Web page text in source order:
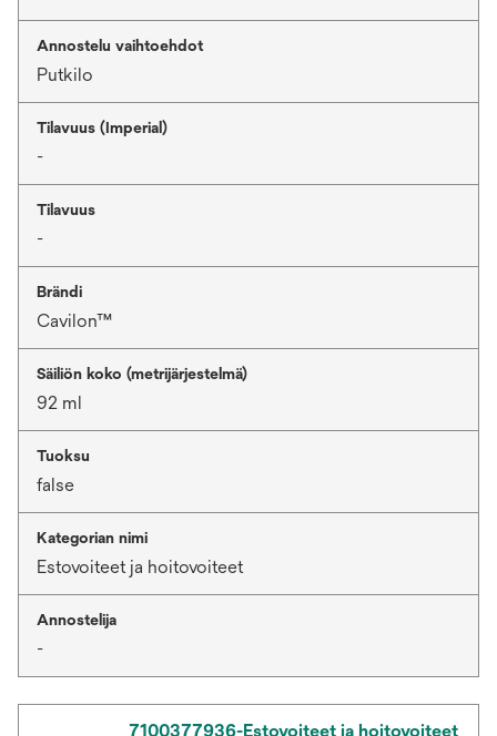
Annostelu vaihtoehdot
Putkilo
Tilavuus (Imperial)
-
Tilavuus
-
Brändi
Cavilon™
Säiliön koko (metrijärjestelmä)
92 ml
Tuoksu
false
Kategorian nimi
Estovoiteet ja hoitovoiteet
Annostelija
-
7100377936-Estovoiteet ja hoitovoiteet